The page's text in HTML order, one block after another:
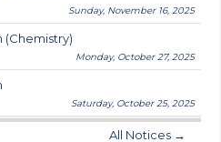
Sunday, November 16, 2025
(Chemistry)
Monday, October 27, 2025
Saturday, October 25, 2025
All Notices →